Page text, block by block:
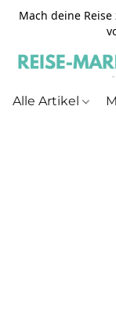
Mach deine
Alle Artikel